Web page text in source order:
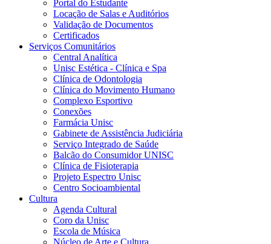
Portal do Estudante
Locação de Salas e Auditórios
Validação de Documentos
Certificados
Serviços Comunitários
Central Analítica
Unisc Estética - Clínica e Spa
Clínica de Odontologia
Clínica do Movimento Humano
Complexo Esportivo
Conexões
Farmácia Unisc
Gabinete de Assistência Judiciária
Serviço Integrado de Saúde
Balcão do Consumidor UNISC
Clínica de Fisioterapia
Projeto Espectro Unisc
Centro Socioambiental
Cultura
Agenda Cultural
Coro da Unisc
Escola de Música
Núcleo de Arte e Cultura